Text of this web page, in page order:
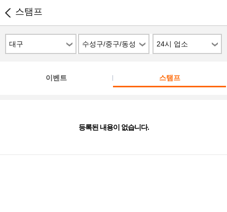
스탬프
대구
수성구/중구/동성
로/남구/서구
24시 업소
이벤트 스탬프
등록된 내용이 없습니다.